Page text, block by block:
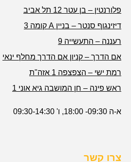
פלורנטין – בן עטר 12 תל אביב
דיזינגוף סנטר – בניין A קומה 3
רעננה – התעשייה 9
אם הדרך – קניון אם הדרך מחלף ינאי
רמת ישי – הצפצפה 1 אזה"ת
ראש פינה – חן המושבה גיא אוני 1
א-ה 09:30- 18:00, ו' 09:30-14:30
צרו קשר